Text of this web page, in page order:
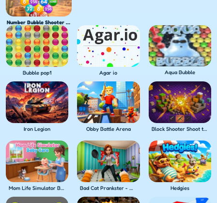
Number Bubble Shooter Wild West
Bubble pop1 Agar io Aqua Bubble
Iron Legion Obby Battle Arena Block Shooter Shoot the Blocks!
Mom Life Simulator Baby Care Bad Cat Prankster - Mom's Return Hedgies